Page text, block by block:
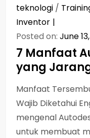
teknologi /
Inventor
Posted on: June
7 Manfaat
yang
Manfaat
Wajib Diketahui
mengenal
untuk membuat